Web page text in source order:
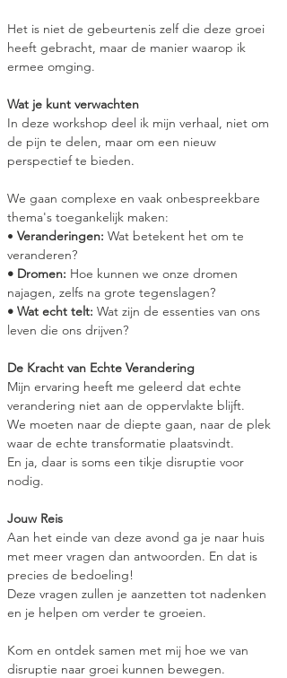
Het is niet de gebeurtenis zelf die deze groei
heeft gebracht, maar de manier waarop ik
ermee omging.
Wat je kunt verwachten
In deze workshop deel ik mijn verhaal, niet om
de pijn te delen, maar om een nieuw
perspectief te bieden.
We gaan complexe en vaak onbespreekbare
thema's toegankelijk maken:
• Veranderingen: Wat betekent het om te
veranderen?
• Dromen: Hoe kunnen we onze dromen
najagen, zelfs na grote tegenslagen?
• Wat echt telt: Wat zijn de essenties van ons
leven die ons drijven?
De Kracht van Echte Verandering
Mijn ervaring heeft me geleerd dat echte
verandering niet aan de oppervlakte blijft.
We moeten naar de diepte gaan, naar de plek
waar de echte transformatie plaatsvindt.
En ja, daar is soms een tikje disruptie voor
nodig.
Jouw Reis
Aan het einde van deze avond ga je naar huis
met meer vragen dan antwoorden. En dat is
precies de bedoeling!
Deze vragen zullen je aanzetten tot nadenken
en je helpen om verder te groeien.
Kom en ontdek samen met mij hoe we van
disruptie naar groei kunnen bewegen.